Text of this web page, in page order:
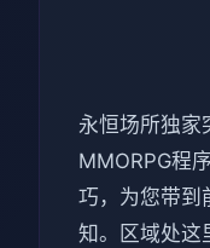
永恒场所独家
MMORPG程
巧，为您带到
知。区域处这